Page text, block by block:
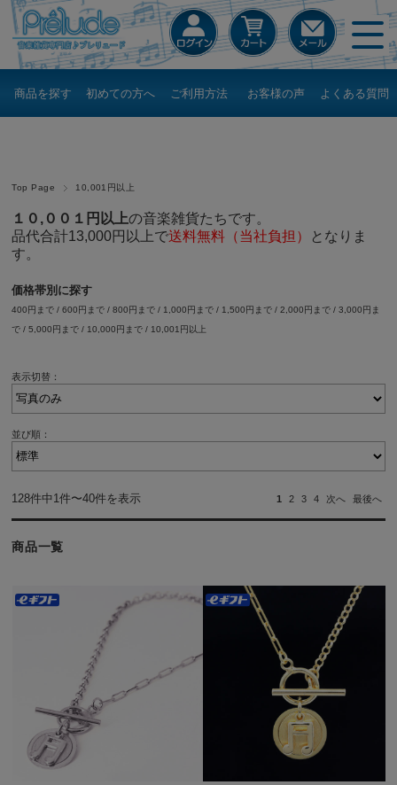
商品を探す 初めての方へ ご利用方法 お客様の声 よくある質問
Top Page 10,001円以上
１０,００１円以上の音楽雑貨たちです。
品代合計13,000円以上で送料無料（当社負担）
となりま
す。
価格帯別に探す
400円まで /600円まで /800円まで / 1,000円まで / 1,500円まで /2,000円まで /3,000円ま
で /5,000円まで / 10,000円まで / 10,001円以上
表示切替：
並び順：
128件中1件〜40件を表示 1 2 3 4 次へ 最後へ
商品一覧